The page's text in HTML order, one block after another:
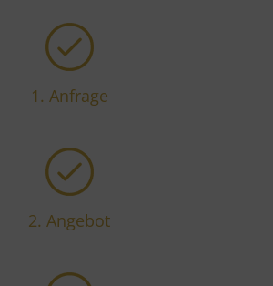
1. Anfrage
2. Angebot